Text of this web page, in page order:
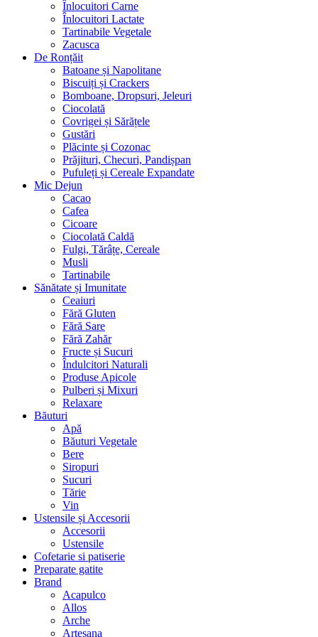
Înlocuitori Carne
Înlocuitori Lactate
Tartinabile Vegetale
Zacusca
De Ronțăit
Batoane și Napolitane
Biscuiți și Crackers
Bomboane, Dropsuri, Jeleuri
Ciocolată
Covrigei și Sărățele
Gustări
Plăcinte și Cozonac
Prăjituri, Checuri, Pandișpan
Pufuleți și Cereale Expandate
Mic Dejun
Cacao
Cafea
Cicoare
Ciocolată Caldă
Fulgi, Tărâțe, Cereale
Musli
Tartinabile
Sănătate și Imunitate
Ceaiuri
Fără Gluten
Fără Sare
Fără Zahăr
Fructe și Sucuri
Îndulcitori Naturali
Produse Apicole
Pulberi și Mixuri
Relaxare
Băuturi
Apă
Băuturi Vegetale
Bere
Siropuri
Sucuri
Tărie
Vin
Ustensile și Accesorii
Accesorii
Ustensile
Cofetarie si patiserie
Preparate gatite
Brand
Acapulco
Allos
Arche
Artesana